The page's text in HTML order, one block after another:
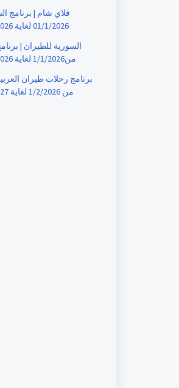
فلاي شام | برنامج
01/1/2026 لغاية 25/03/2026
السورية للطيران |
من1/1/2026 لغاية 25/03/2026
برنامج رحلات طيران
من 1/2/2026 لغاية 27/3/2027